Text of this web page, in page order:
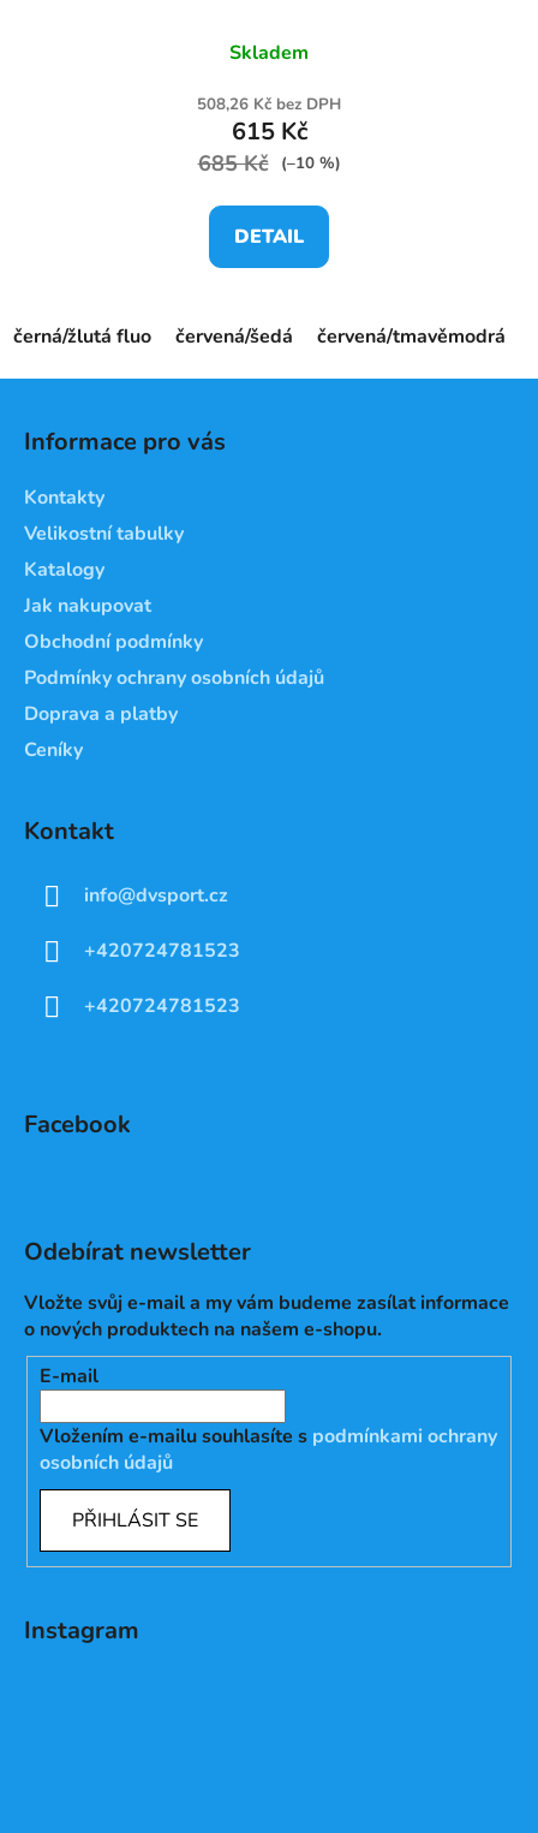
Skladem
508,26 Kč bez DPH
615 Kč
685 Kč (–10 %)
DETAIL
černá/žlutá fluo červená/šedá červená/tmavěmodrá
Informace pro vás
Kontakty
Velikostní tabulky
Katalogy
Jak nakupovat
Obchodní podmínky
Podmínky ochrany osobních údajů
Doprava a platby
Ceníky
Kontakt
info@dvsport.cz
+420724781523
+420724781523
Facebook
Odebírat newsletter
Vložte svůj e-mail a my vám budeme zasílat informace
o nových produktech na našem e-shopu.
E-mail
Vložením e-mailu souhlasíte s podmínkami ochrany
osobních údajů
PŘIHLÁSIT SE
Instagram